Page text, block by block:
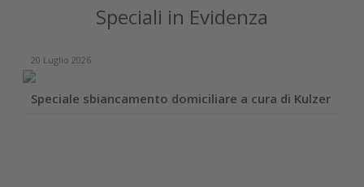
Speciali in Evidenza
17 Dicembre 2025
Case report con linee implantari DentalTech